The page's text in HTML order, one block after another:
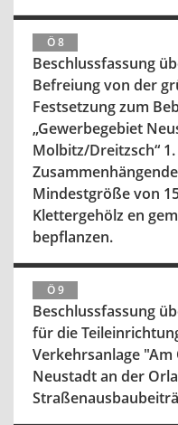
Ö 8
Beschlussfassung
Befreiung von der
Festsetzung zum
„Gewerbegebiet
Molbitz/Dreitzsch“
Mindestgröße von
Klettergehölz en
bepflanzen.
Ö 9
Beschlussfassung
für die
Verkehrsanlage
Neustadt an der